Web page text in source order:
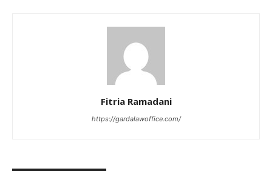
Fitria Ramadani
https://gardalawoffice.com/